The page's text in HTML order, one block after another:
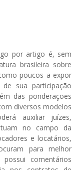
por artigo é, sem
brasileira sobre
poucos a expor
sua participação
das ponderações
diversos modelos
auxiliar juízes,
no campo da
e locatários,
para melhor
comentários